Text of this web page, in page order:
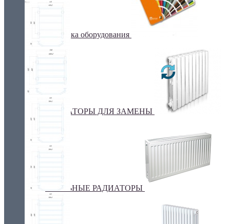
Покраска оборудования
РАДИАТОРЫ ДЛЯ ЗАМЕНЫ
СТАЛЬНЫЕ РАДИАТОРЫ